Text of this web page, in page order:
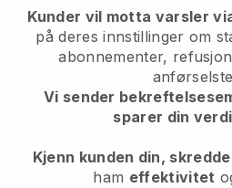
Kunder vil motta varsler
på deres innstillinger om
abonnementer,
Vi sender
sparer din
Kjenn kunden din,
ham effektivitet